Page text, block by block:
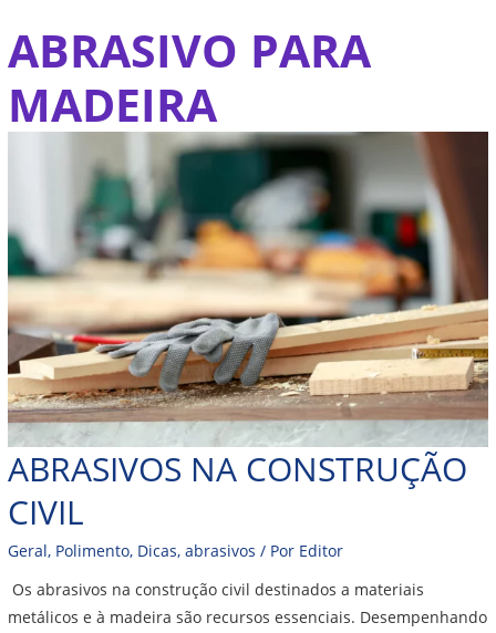
para
conteúdo
ABRASIVO PARA
MADEIRA
ABRASIVOS NA CONSTRUÇÃO
CIVIL
Geral, Polimento, Dicas,abrasivos / Por Editor
Os abrasivos na construção civil destinados a materiais
metálicos e à madeira são recursos essenciais. Desempenhando
Abrasivos
na
construção
civil